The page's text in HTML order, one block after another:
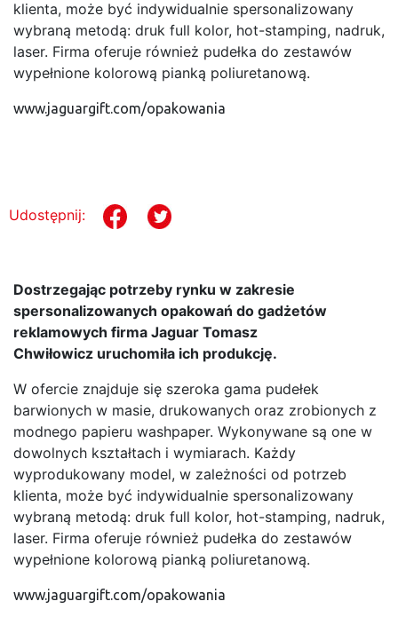
klienta, może być indywidualnie spersonalizowany
wybraną metodą: druk full kolor, hot-stamping, nadruk,
laser. Firma oferuje również pudełka do zestawów
wypełnione kolorową pianką poliuretanową.
www.jaguargift.com/opakowania
Udostępnij:
Dostrzegając potrzeby rynku w zakresie
spersonalizowanych opakowań do gadżetów
reklamowych firma Jaguar Tomasz
Chwiłowicz uruchomiła ich produkcję.
W ofercie znajduje się szeroka gama pudełek
barwionych w masie, drukowanych oraz zrobionych z
modnego papieru washpaper. Wykonywane są one w
dowolnych kształtach i wymiarach. Każdy
wyprodukowany model, w zależności od potrzeb
klienta, może być indywidualnie spersonalizowany
wybraną metodą: druk full kolor, hot-stamping, nadruk,
laser. Firma oferuje również pudełka do zestawów
wypełnione kolorową pianką poliuretanową.
www.jaguargift.com/opakowania